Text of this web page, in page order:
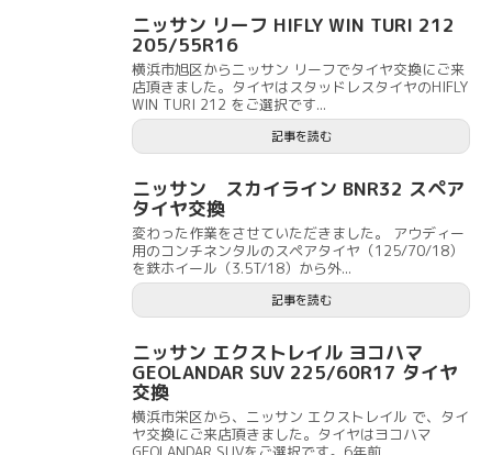
ニッサン リーフ HIFLY WIN TURI 212
205/55R16
横浜市旭区からニッサン リーフでタイヤ交換にご来
店頂きました。タイヤはスタッドレスタイヤのHIFLY
WIN TURI 212 をご選択です...
記事を読む
ニッサン スカイライン BNR32 スペア
タイヤ交換
変わった作業をさせていただきました。 アウディー
用のコンチネンタルのスペアタイヤ（125/70/18）
を鉄ホイール（3.5T/18）から外...
記事を読む
ニッサン エクストレイル ヨコハマ
GEOLANDAR SUV 225/60R17 タイヤ
交換
横浜市栄区から、ニッサン エクストレイル で、タイ
ヤ交換にご来店頂きました。タイヤはヨコハマ